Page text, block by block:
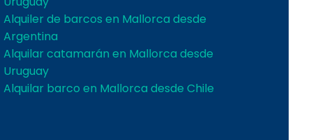
Alquiler de barcos en Mallorca desde
Argentina
Alquilar catamarán en Mallorca desde
Uruguay
Alquilar barco en Mallorca desde Chile